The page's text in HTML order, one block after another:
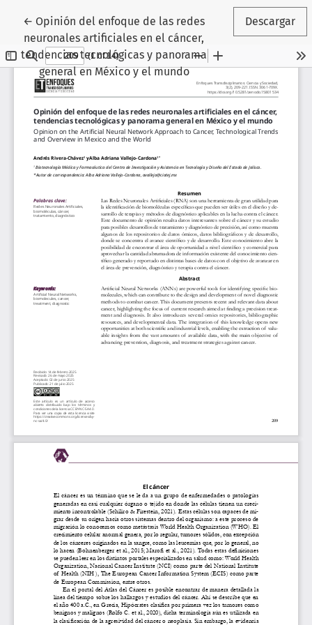
← Volver a los detalles del artículo
Opinión del enfoque de las redes
neuronales artificiales en el cáncer,
tendencias tecnológicas y panorama
general en México y el mundo
Descargar